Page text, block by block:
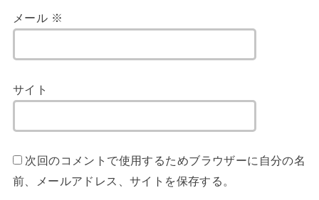
メール ※
サイト
次回のコメントで使用するためブラウザーに自分の名
前、メールアドレス、サイトを保存する。